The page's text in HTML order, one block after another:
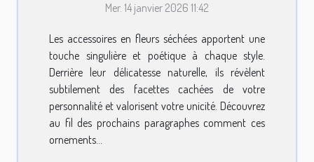
personnalité?
Mer. 14 janvier 2026 11:42
Les accessoires en fleurs séchées apportent une
touche singulière et poétique à chaque style.
Derrière leur délicatesse naturelle, ils révèlent
subtilement des facettes cachées de votre
personnalité et valorisent votre unicité. Découvrez
au fil des prochains paragraphes comment ces
ornements...